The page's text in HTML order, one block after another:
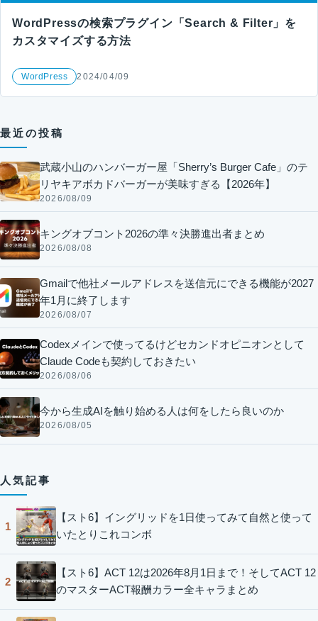
WordPressの検索プラグイン「Search & Filter」を
カスタマイズする方法
WordPress 2024/04/09
最近の投稿
武蔵小山のハンバーガー屋「Sherry’s Burger Cafe」のテ
リヤキアボカドバーガーが美味すぎる【2026年】
2026/08/09
キングオブコント2026の準々決勝進出者まとめ
2026/08/08
Gmailで他社メールアドレスを送信元にできる機能が2027
年1月に終了します
2026/08/07
Codexメインで使ってるけどセカンドオピニオンとして
Claude Codeも契約しておきたい
2026/08/06
今から生成AIを触り始める人は何をしたら良いのか
2026/08/05
人気記事
1
【スト6】イングリッドを1日使ってみて自然と使って
いたとりこれコンボ
2
【スト6】ACT 12は2026年8月1日まで！そしてACT 12
のマスターACT報酬カラー全キャラまとめ